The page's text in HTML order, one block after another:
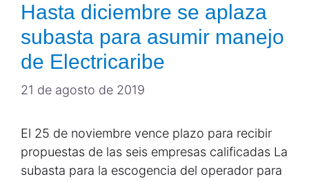
Hasta diciembre se aplaza
subasta para asumir manejo
de Electricaribe
21 de agosto de 2019
El 25 de noviembre vence plazo para recibir
propuestas de las seis empresas calificadas La
subasta para la escogencia del operador para